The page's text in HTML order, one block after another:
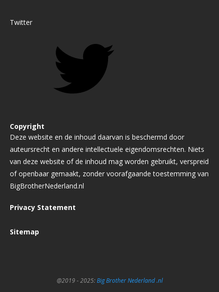
Twitter
Copyright
Deze website en de inhoud daarvan is beschermd door
auteursrecht en andere intellectuele eigendomsrechten. Niets
van deze website of de inhoud mag worden gebruikt, verspreid
of openbaar gemaakt, zonder voorafgaande toestemming van
BigBrotherNederland.nl
Privacy Statement
Sitemap
@2019 - 2025:Big Brother Nederland .nl